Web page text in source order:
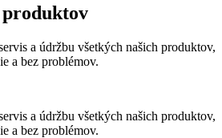
produktov
a údržbu všetkých našich produktov,
a bez problémov.
a údržbu všetkých našich produktov,
a bez problémov.